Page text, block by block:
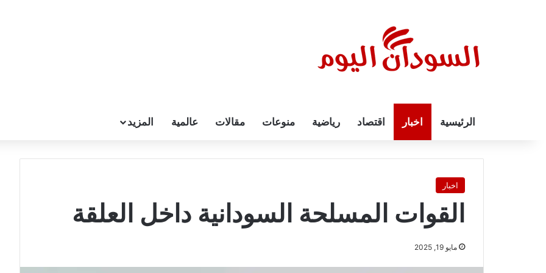
الرئيسية اخبار اقتصاد رياضية منوعات مقالات عالمية المزيد
اخبار
القوات المسلحة السودانية داخل العلقة
مايو 19, 2025